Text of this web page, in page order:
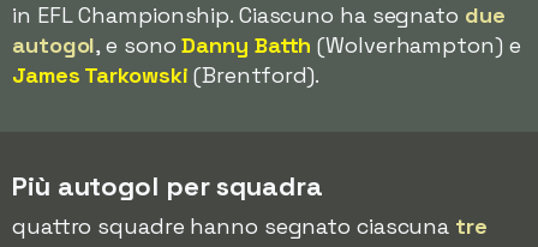
in EFL Championship. Ciascuno ha segnato due
autogol, e sonoDanny Batth (Wolverhampton) e
James Tarkowski (Brentford).
Più autogol per squadra
quattro squadre hanno segnato ciascuna tre